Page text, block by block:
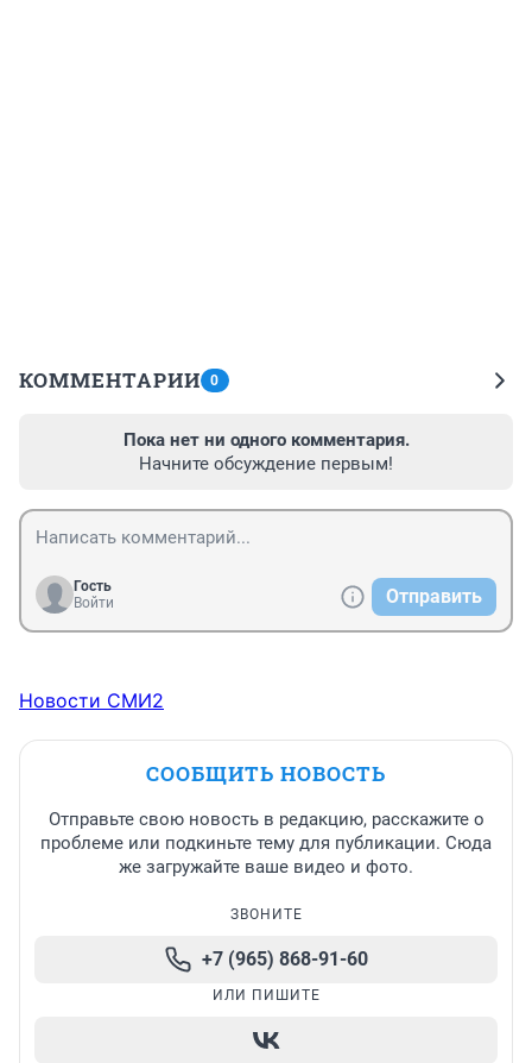
КОММЕНТАРИИ 0
Пока нет ни одного комментария.
Начните обсуждение первым!
Гость
Войти
Отправить
Новости СМИ2
СООБЩИТЬ НОВОСТЬ
Отправьте свою новость в редакцию, расскажите о
проблеме или подкиньте тему для публикации. Сюда
же загружайте ваше видео и фото.
ЗВОНИТЕ
+7 (965) 868-91-60
ИЛИ ПИШИТЕ